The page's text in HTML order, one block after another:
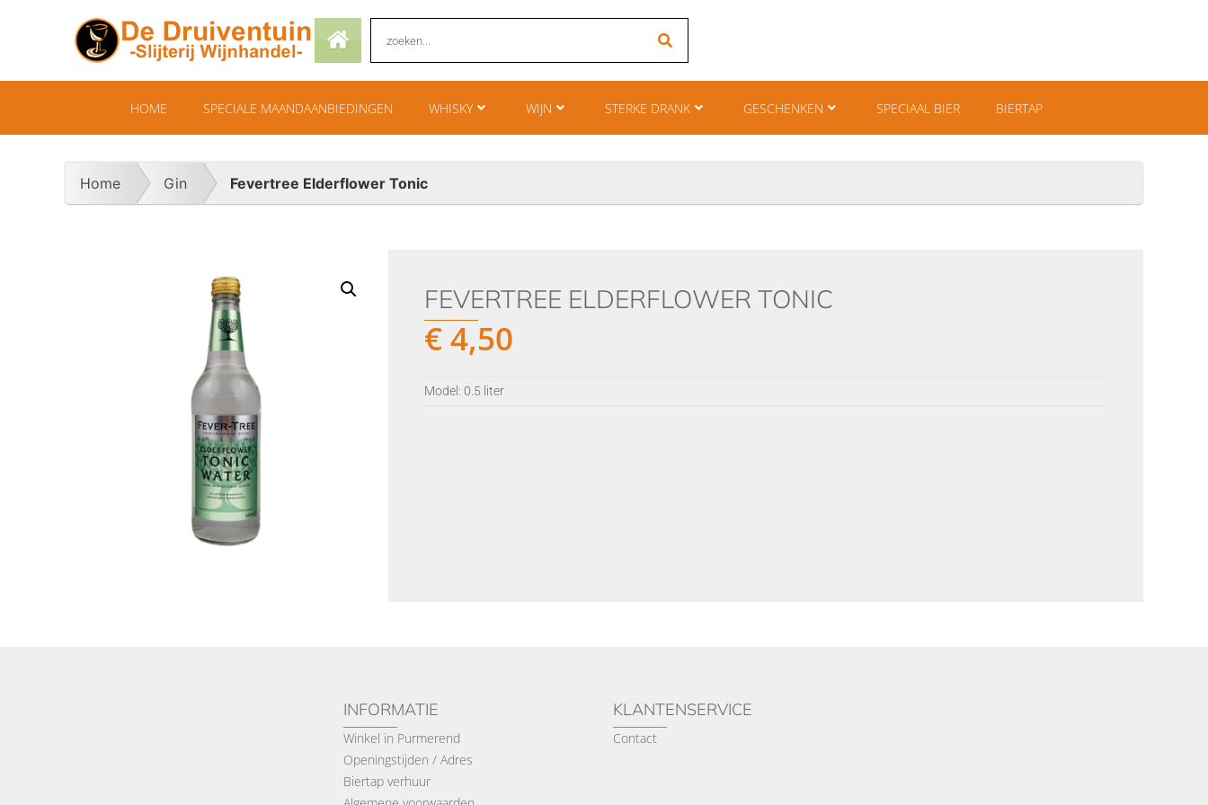
HOME SPECIALE MAANDAANBIEDINGEN WHISKY WIJN STERKE DRANK GESCHENKEN SPECIAAL BIER BIERTAP
Home Gin Fevertree Elderflower Tonic
FEVERTREE ELDERFLOWER TONIC
€4,50
Model: 0.5 liter
INFORMATIE
Winkel in Purmerend
Openingstijden / Adres
Biertap verhuur
KLANTENSERVICE
Contact